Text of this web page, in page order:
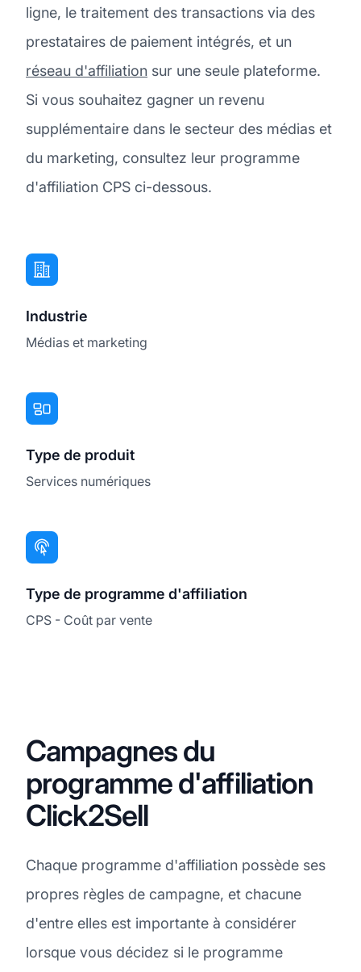
ligne, le traitement des transactions via des
prestataires de paiement intégrés, et un
réseau d'affiliation sur une seule plateforme.
Si vous souhaitez gagner un revenu
supplémentaire dans le secteur des médias et
du marketing, consultez leur programme
d'affiliation CPS ci-dessous.
Industrie
Médias et marketing
Type de produit
Services numériques
Type de programme d'affiliation
CPS - Coût par vente
Campagnes du
programme d'affiliation
Click2Sell
Chaque programme d'affiliation possède ses
propres règles de campagne, et chacune
d'entre elles est importante à considérer
lorsque vous décidez si le programme